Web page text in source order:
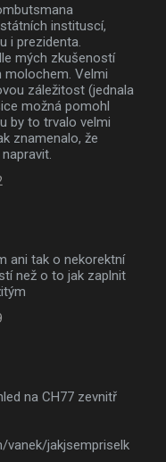
instituscí,
i prezidenta.
mých zkušeností
molochem. Velmi
záležitost (jednala
možná pomohl
by to trvalo velmi
znamenalo, že
ani tak o nekorektní
než o to jak zaplnit
na CH77 zevnitř
vanek/jakjsempriselk